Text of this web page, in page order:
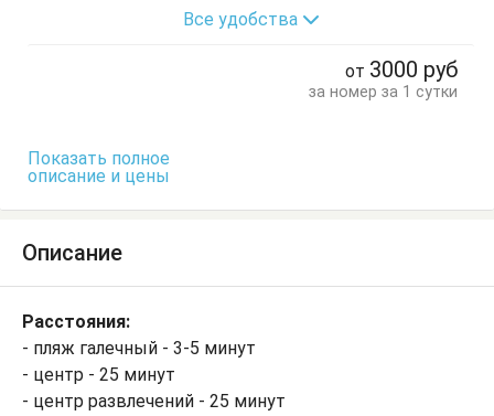
Кровати односпальные
Все удобства
от 3000 руб
за номер за 1 сутки
Показать полное
описание и цены
Описание
Расстояния:
- пляж галечный - 3-5 минут
- центр - 25 минут
- центр развлечений - 25 минут